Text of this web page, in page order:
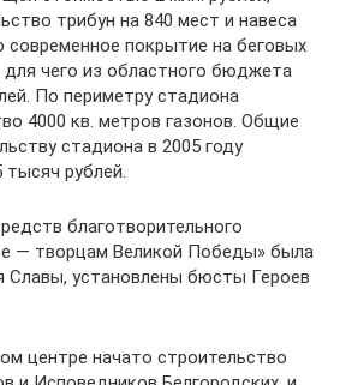
трибун на 840 мест и навеса
современное покрытие на беговых
чего из областного бюджета
По периметру стадиона
4000 кв. метров газонов. Общие
стадиона в 2005 году
рублей.
благотворительного
— творцам Великой Победы» была
Славы, установлены бюсты Героев
центре начато строительство